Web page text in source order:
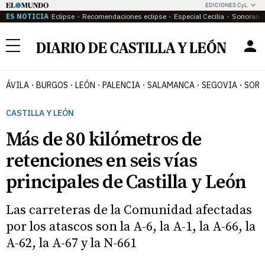
EDICIONES CyL
ES NOTICIA Eclipse Recomendaciones eclipse Especial Cecilia
Menú
ÁVILA BURGOS LEÓN PALENCIA SALAMANCA SEGOVIA
CASTILLA Y LEÓN
Más de 80 kilómetros de
retenciones en seis vías
principales de Castilla y León
Las carreteras de la Comunidad afectadas
por los atascos son la A-6, la A-1, la A-66, la
A-62, la A-67 y la N-661